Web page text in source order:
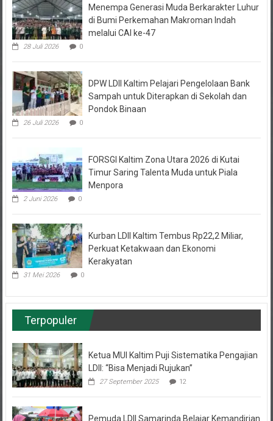
di Bumi Perkemahan Makroman Indah
melalui CAI ke-47
28 Juli 2026 0
Sampah untuk Diterapkan di Sekolah dan
Pondok Binaan
26 Juli 2026 0
Timur Saring Talenta Muda untuk Piala
Menpora
2 Juni 2026 0
Perkuat Ketakwaan dan Ekonomi
Kerakyatan
31 Mei 2026 0
Terpopuler
LDII: “Bisa Menjadi Rujukan”
27 September 2025 12
Bisnis Cuan